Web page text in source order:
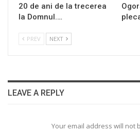
20 de ani de la trecerea
la Domnul.…
PREV NEXT
LEAVE A REPLY
Your email address will not